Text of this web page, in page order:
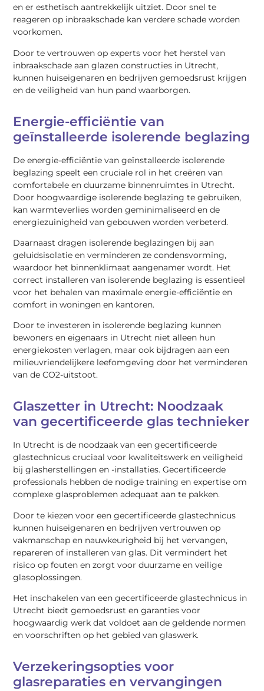
en er esthetisch aantrekkelijk uitziet. Door snel te
reageren op inbraakschade kan verdere schade worden
voorkomen.
Door te vertrouwen op experts voor het herstel van
inbraakschade aan glazen constructies in Utrecht,
kunnen huiseigenaren en bedrijven gemoedsrust krijgen
en de veiligheid van hun pand waarborgen.
Energie-efficiëntie van
geïnstalleerde isolerende beglazing
De energie-efficiëntie van geïnstalleerde isolerende
beglazing speelt een cruciale rol in het creëren van
comfortabele en duurzame binnenruimtes in Utrecht.
Door hoogwaardige isolerende beglazing te gebruiken,
kan warmteverlies worden geminimaliseerd en de
energiezuinigheid van gebouwen worden verbeterd.
Daarnaast dragen isolerende beglazingen bij aan
geluidsisolatie en verminderen ze condensvorming,
waardoor het binnenklimaat aangenamer wordt. Het
correct installeren van isolerende beglazing is essentieel
voor het behalen van maximale energie-efficiëntie en
comfort in woningen en kantoren.
Door te investeren in isolerende beglazing kunnen
bewoners en eigenaars in Utrecht niet alleen hun
energiekosten verlagen, maar ook bijdragen aan een
milieuvriendelijkere leefomgeving door het verminderen
van de CO2-uitstoot.
Glaszetter in Utrecht: Noodzaak
van gecertificeerde glas technieker
In Utrecht is de noodzaak van een gecertificeerde
glastechnicus cruciaal voor kwaliteitswerk en veiligheid
bij glasherstellingen en -installaties. Gecertificeerde
professionals hebben de nodige training en expertise om
complexe glasproblemen adequaat aan te pakken.
Door te kiezen voor een gecertificeerde glastechnicus
kunnen huiseigenaren en bedrijven vertrouwen op
vakmanschap en nauwkeurigheid bij het vervangen,
repareren of installeren van glas. Dit vermindert het
risico op fouten en zorgt voor duurzame en veilige
glasoplossingen.
Het inschakelen van een gecertificeerde glastechnicus in
Utrecht biedt gemoedsrust en garanties voor
hoogwaardig werk dat voldoet aan de geldende normen
en voorschriften op het gebied van glaswerk.
Verzekeringsopties voor
glasreparaties en vervangingen